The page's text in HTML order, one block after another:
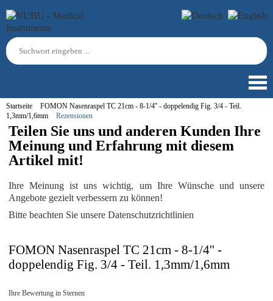
Startseite
FOMON Nasenraspel TC 21cm - 8-1/4'' - doppelendig Fig. 3/4 - Teil.
1,3mm/1,6mm
Rezensionen
Teilen Sie uns und anderen Kunden Ihre
Meinung und Erfahrung mit diesem
Artikel mit!
Ihre Meinung ist uns wichtig, um Ihre Wünsche und unsere
Angebote gezielt verbessern zu können!
Bitte beachten Sie unsere Datenschutzrichtlinien
FOMON Nasenraspel TC 21cm - 8-1/4'' -
doppelendig Fig. 3/4 - Teil. 1,3mm/1,6mm
Ihre Bewertung in Sternen